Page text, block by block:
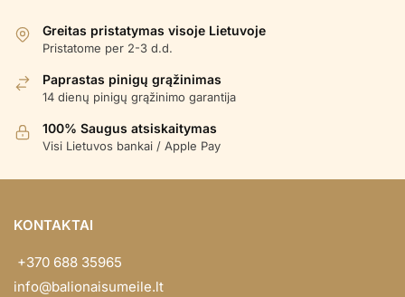
Greitas pristatymas visoje Lietuvoje
Pristatome per 2-3 d.d.
Paprastas pinigų grąžinimas
14 dienų pinigų grąžinimo garantija
100% Saugus atsiskaitymas
Visi Lietuvos bankai / Apple Pay
KONTAKTAI
+370 688 35965
info@balionaisumeile.lt